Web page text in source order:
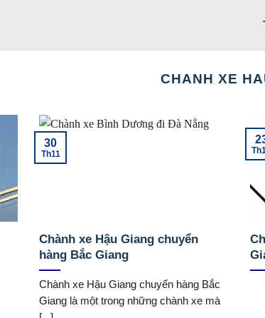
CHANH XE
Chành xe Hậu Giang chuyển
hàng Bắc Giang
Chành xe Hậu Giang chuyển hàng Bắc
Giang là một trong những chành xe mà
30
Th11